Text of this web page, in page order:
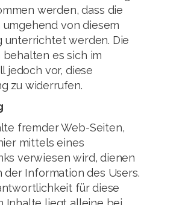
werden, dass die
von diesem
unterrichtet werden. Die
es sich im
jedoch vor, diese
zu widerrufen.
fremder Web-Seiten,
mittels eines
verwiesen wird, dienen
der Information des Users.
für diese